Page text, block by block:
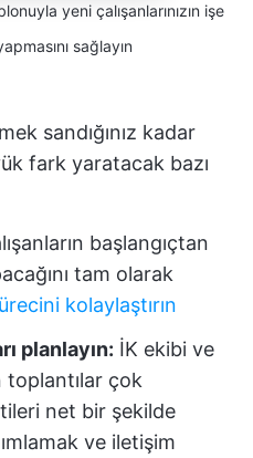
yeni çalışanlarınızın işe
sağlayın
sandığınız kadar
fark yaratacak bazı
başlangıçtan
tam olarak
kolaylaştırın
planlayın: İK ekibi ve
toplantılar çok
net bir şekilde
ve iletişim